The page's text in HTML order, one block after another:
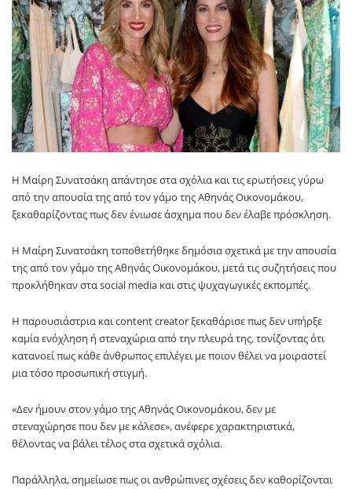
Η Μαίρη Συνατσάκη απάντησε στα σχόλια και τις ερωτήσεις γύρω
από την απουσία της από τον γάμο της Αθηνάς Οικονομάκου,
ξεκαθαρίζοντας πως δεν ένιωσε άσχημα που δεν έλαβε πρόσκληση.
Η Μαίρη Συνατσάκη τοποθετήθηκε δημόσια σχετικά με την απουσία
της από τον γάμο της Αθηνάς Οικονομάκου, μετά τις συζητήσεις που
προκλήθηκαν στα social media και στις ψυχαγωγικές εκπομπές.
Η παρουσιάστρια και content creator ξεκαθάρισε πως δεν υπήρξε
καμία ενόχληση ή στεναχώρια από την πλευρά της, τονίζοντας ότι
κατανοεί πως κάθε άνθρωπος επιλέγει με ποιον θέλει να μοιραστεί
μια τόσο προσωπική στιγμή.
«Δεν ήμουν στον γάμο της Αθηνάς Οικονομάκου, δεν με
στεναχώρησε που δεν με κάλεσε», ανέφερε χαρακτηριστικά,
θέλοντας να βάλει τέλος στα σχετικά σχόλια.
Παράλληλα, σημείωσε πως οι ανθρώπινες σχέσεις δεν καθορίζονται